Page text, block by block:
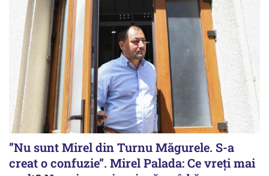
”Nu sunt Mirel din Turnu Măgurele. S-a
creat o confuzie”. Mirel Palada: Ce vreți mai